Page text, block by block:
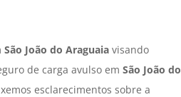
São João do Araguaiavisando
de carga avulso em São João do
esclarecimentos sobre a